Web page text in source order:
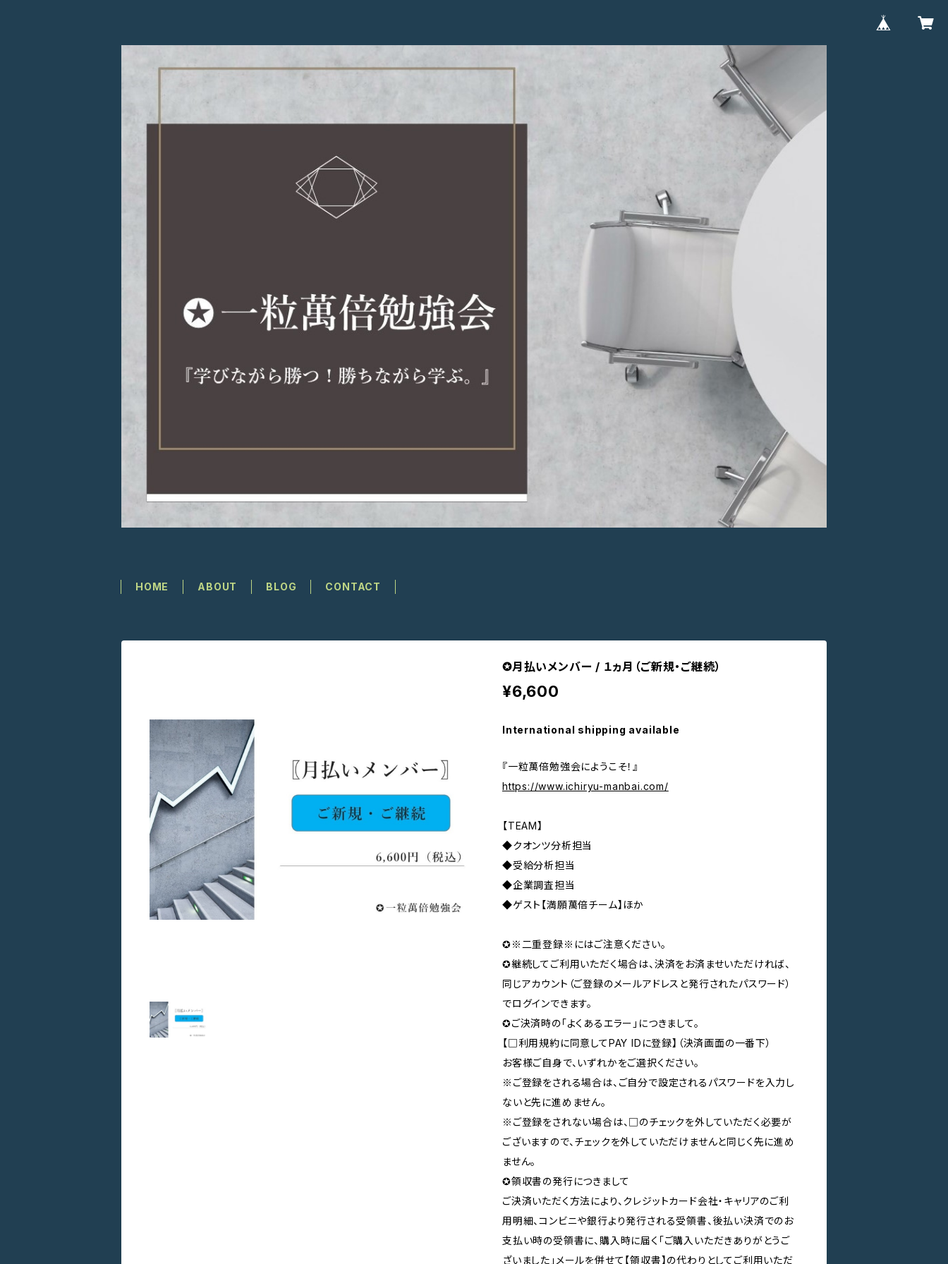
HOME ABOUT BLOG CONTACT
✪月払いメンバー / １ヵ月（ご新規・ご継続）
¥6,600
International shipping available
『一粒萬倍勉強会にようこそ！』
https://www.ichiryu-manbai.com/
【TEAM】
◆クオンツ分析担当
◆受給分析担当
◆企業調査担当
◆ゲスト【満願萬倍チーム】ほか
✪※二重登録※にはご注意ください。
✪継続してご利用いただく場合は、決済をお済ませいただければ、
同じアカウント（ご登録のメールアドレスと発行されたパスワード）
でログインできます。
✪ご決済時の「よくあるエラー」につきまして。
【□利用規約に同意してPAY IDに登録】（決済画面の一番下）
お客様ご自身で、いずれかをご選択ください。
※ご登録をされる場合は、ご自分で設定されるパスワードを入力し
ないと先に進めません。
※ご登録をされない場合は、□のチェックを外していただく必要が
ございますので、チェックを外していただけませんと同じく先に進め
ません。
✪領収書の発行につきまして
ご決済いただく方法により、クレジットカード会社・キャリアのご利
用明細、コンビニや銀行より発行される受領書、後払い決済でのお
支払い時の受領書に、購入時に届く「ご購入いただきありがとうご
ざいました」メールを併せて【領収書】の代わりとしてご利用いただ